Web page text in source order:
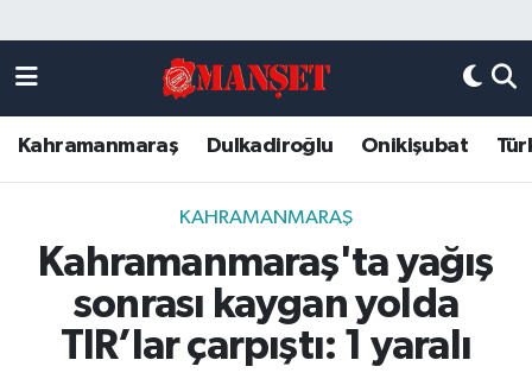
Kahramanmaraş Dulkadiroğlu Onikişubat
KAHRAMANMARAŞ
Kahramanmaraş'ta yağış
sonrası kaygan yolda
TIR’lar çarpıştı: 1 yaralı
DULKADİROĞLU
KAHRAMANMARAŞ
ONİKİŞUBAT
ÖZEL HABER
Kahramanmaraş Nöbetçi Eczaneler
Kahramanmaraş Hava Durumu
Kahramanmaraş Trafik Yoğunluk Haritası
Süper Lig Puan Durumu ve Fikstür
Tüm Manşetler